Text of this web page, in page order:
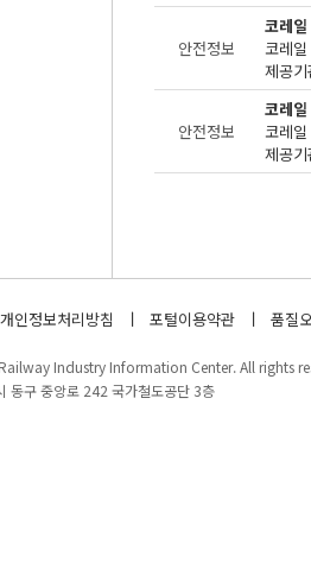
안전정보
코레
제공
안전정보
코레
제공
개인정보처리방침 포털이용약관 품질
Industry Information Center. All rights
동구 중앙로 242 국가철도공단 3층